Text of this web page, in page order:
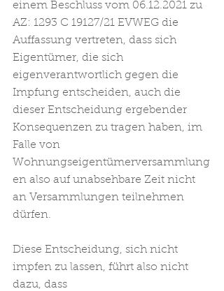
einem Beschluss vom 06.12.2021 zu
AZ: 1293 C 19127/21 EVWEG die
Auffassung vertreten, dass sich
Eigentümer, die sich
eigenverantwortlich gegen die
Impfung entscheiden, auch die
dieser Entscheidung ergebender
Konsequenzen zu tragen haben, im
Falle von
Wohnungseigentümerversammlung
en also auf unabsehbare Zeit nicht
an Versammlungen teilnehmen
dürfen.
Diese Entscheidung, sich nicht
impfen zu lassen, führt also nicht
dazu, dass